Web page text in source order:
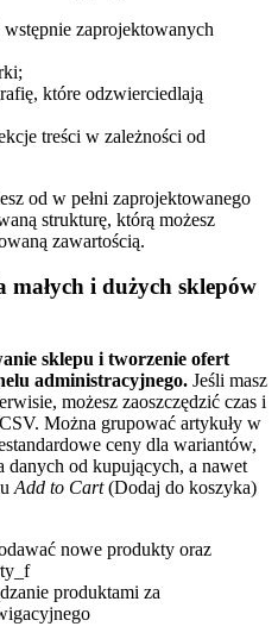
zaprojektowanych
które odzwierciedlają
treści w zależności od
od w pełni zaprojektowanego
strukturę, którą możesz
zawartością.
i dużych sklepów
sklepu i tworzenie ofert
administracyjnego. Jeśli masz
możesz zaoszczędzić czas i
Można grupować artykuły w
ceny dla wariantów,
danych od kupujących, a nawet
Add to Cart(Dodaj do koszyka)
produktami za